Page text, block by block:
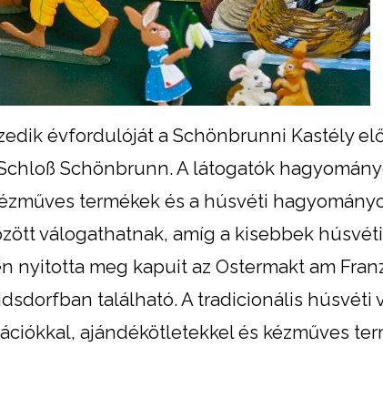
évfordulóját a Schönbrunni Kastély
Schönbrunn. A látogatók
termékek és a húsvéti
válogathatnak, amíg a kisebbek
nyitotta meg kapuit az Ostermakt am
található. A tradicionális húsvéti
ajándékötletekkel és kézműves